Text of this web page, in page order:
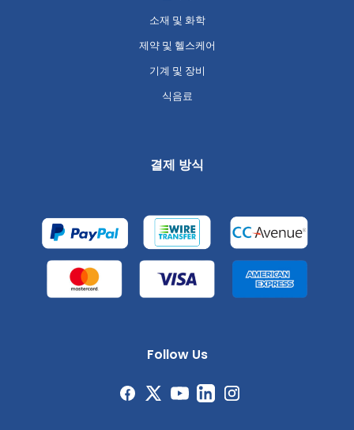
소재 및 화학
제약 및 헬스케어
기계 및 장비
식음료
결제 방식
Follow Us